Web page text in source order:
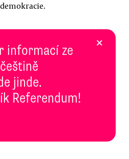
informací ze
jinde.
Referendum!
×